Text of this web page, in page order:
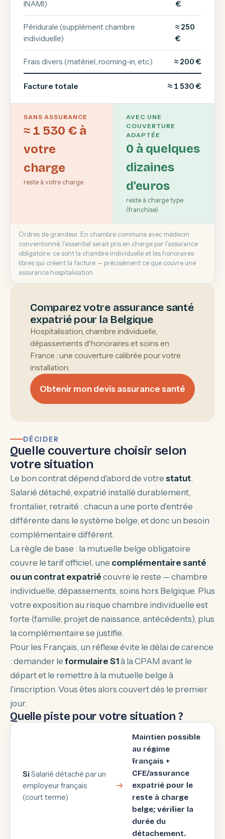
INAMI) €
Péridurale (supplément chambre
individuelle)
≈ 250
€
Frais divers (matériel, rooming-in, etc.) ≈ 200 €
Facture totale ≈ 1 530 €
SANS ASSURANCE
≈ 1 530 € à
votre
charge
reste à votre charge
AVEC UNE
COUVERTURE
ADAPTÉE
0 à quelques
dizaines
d'euros
reste à charge type
(franchise)
Ordres de grandeur. En chambre commune avec médecin
conventionné, l'essentiel serait pris en charge par l'assurance
obligatoire; ce sont la chambre individuelle et les honoraires
libres qui créent la facture — précisément ce que couvre une
assurance hospitalisation.
Comparez votre assurance santé
expatrié pour la Belgique
Hospitalisation, chambre individuelle,
dépassements d'honoraires et soins en
France : une couverture calibrée pour votre
installation.
Obtenir mon devis assurance santé
DÉCIDER
Quelle couverture choisir selon
votre situation
Le bon contrat dépend d'abord de votre statut.
Salarié détaché, expatrié installé durablement,
frontalier, retraité : chacun a une porte d'entrée
différente dans le système belge, et donc un besoin
complémentaire différent.
La règle de base : la mutuelle belge obligatoire
couvre le tarif officiel, une complémentaire santé
ou un contrat expatrié couvre le reste — chambre
individuelle, dépassements, soins hors Belgique. Plus
votre exposition au risque chambre individuelle est
forte (famille, projet de naissance, antécédents), plus
la complémentaire se justifie.
Pour les Français, un réflexe évite le délai de carence
: demander le formulaire S1à la CPAM avant le
départ et le remettre à la mutuelle belge à
l'inscription. Vous êtes alors couvert dès le premier
jour.
Quelle piste pour votre situation ?
Si Salarié détaché par un
employeur français
(court terme)
Maintien possible
au régime
français +
CFE/assurance
expatrié pour le
reste à charge
belge; vérifier la
durée du
détachement.